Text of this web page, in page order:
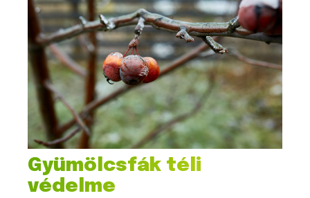
Gyümölcsfák téli
védelme